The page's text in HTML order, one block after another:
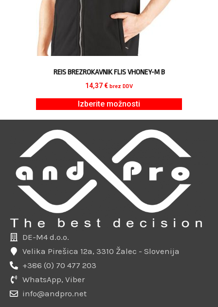
REIS BREZROKAVNIK FLIS VHONEY-M B
14,37€ brez DDV
Izberite možnosti
DE-M4 d.o.o.
Velika Pirešica 12a, 3310 Žalec - Slovenija
+386 (0) 70 477 203
WhatsApp, Viber
info@andpro.net